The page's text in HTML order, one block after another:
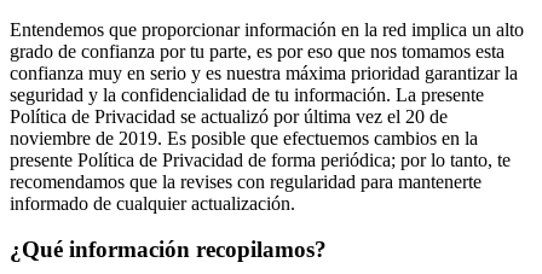
Entendemos que proporcionar información en la red implica un alto
grado de confianza por tu parte, es por eso que nos tomamos esta
confianza muy en serio y es nuestra máxima prioridad garantizar la
seguridad y la confidencialidad de tu información. La presente
Política de Privacidad se actualizó por última vez el 20 de
noviembre de 2019. Es posible que efectuemos cambios en la
presente Política de Privacidad de forma periódica; por lo tanto, te
recomendamos que la revises con regularidad para mantenerte
informado de cualquier actualización.
¿Qué información recopilamos?